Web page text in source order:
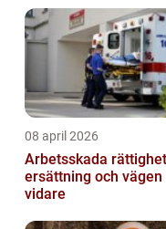
08 april 2026
Arbetsskada rättigheter,
ersättning och vägen
vidare